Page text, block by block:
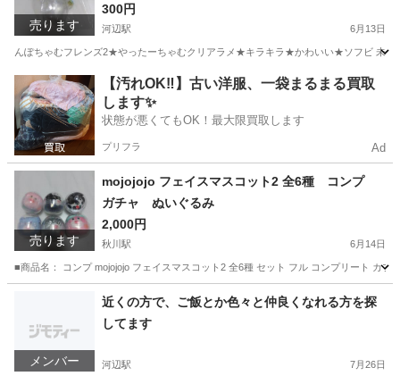
売ります
300円
河辺駅 6月13日
んぽちゃむフレンズ2★やったーちゃむクリアラメ★キラキラ★かわいい★ソフビ 未使
東京 青梅市 河辺駅 フィギュア
【汚れOK‼️】古い洋服、一袋まるまる買取
します✨
状態が悪くてもOK！最大限買取します
プリフラ Ad
売ります
mojojojo フェイスマスコット2 全6種 コンプ
ガチャ ぬいぐるみ
2,000円
秋川駅 6月14日
■商品名： コンプ mojojojo フェイスマスコット2 全6種 セット フル コンプリート カ
秋川駅 その他
メンバー
近くの方で、ご飯とか色々と仲良くなれる方を探
してます
河辺駅 7月26日